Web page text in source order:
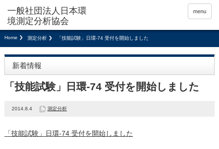
menu
Home 測定分析 「技能試験」日環-74 受付を開始しました
新着情報
「技能試験」日環-74 受付を開始しました
2014.8.4 測定分析
「技能試験」日環-74 受付を開始しました